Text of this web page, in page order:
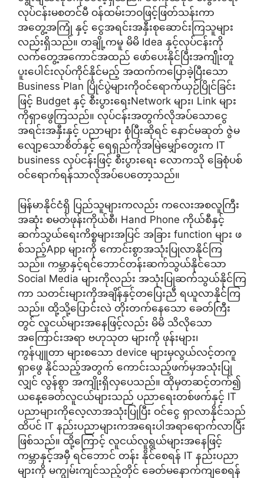
လုပ်ငန်းမစတင်မီ ဝန်ထမ်းဘဝဖြင့်ဖြတ်သန်းကာ
အတွေ့အကြုံ နှင့် ငွေအရင်းအနှီးစုဆောင်းကြသူများ
လည်းရှိသည်။ တချို့ကမူ မိမိ Idea နှင့်လုပ်ငန်းကို
လက်တွေ့အကောင်အထည် ဖော်ပေးနိုင်ပြီးအကျ်ိုးတူ
ပူးပေါင်းလုပ်ကိုင်နိုင်မည့် အထက်ကပြောခဲ့ပြီးသော
Business Plan ပြိုင်ပွဲများကိုဝင်ရောက်ယှဉ်ပြိုင်ခြင်း
ဖြင့် Budget နှင့် စီးပွားရေးNetwork များ၊ Link များ
ကိုရှာဖွေကြသည်။ လုပ်ငန်းအတွက်လိုအပ်သောငွေ
အရင်းအနှီးနှင့် ပညာများ စုံပြီးဆိုရင် နောင်မဆုတ် ဇွဲမ
လျော့သောစိတ်နှင့် ရေရှည်ကိုအမြဲမျှော်တွေးက IT
business လုပ်ငန်းဖြင့် စီးပွားရေး လောကသို ခြေစုံပစ်
ဝင်ရောက်ရန်သာလိုအပ်ပေတော့သည်။
မြန်မာနိုင်ငံရှိ ပြည်သူများကလည်း ကလေးအစလူကြီး
အဆုံး စမတ်ဖုန်းကိုယ်စီ၊ Hand Phone ကိုယ်စီနှင့်
ဆက်သွယ်ရေးကိစ္စများအပြင် အခြား function များ ဖ
စ်သည့်App များကို ကောင်းစွာအသုံးပြုလာနိုင်ကြ
သည်။ ကမ္ဘာနှင့်ရင်ဘောင်တန်းဆက်သွယ်နိုင်သော
Social Media များကိုလည်း အသုံးပြုဆက်သွယ်နိုင်ကြ
ကာ သတင်းများကိုအချိန်နှင့်တပြေးညီ ရယူလာနိုင်ကြ
သည်။ ထို့သို့ပြောင်းလဲ တိုးတက်နေသော ခေတ်ကြီး
တွင် လူငယ်များအနေဖြင့်လည်း မိမိ သိလိုသော
အကြောင်းအရာ ဗဟုသုတ များကို ဖုန်းများ၊
ကွန်ပျူတာ များစသော device များမှလွယ်လင့်တကူ
ရှာဖွေ နိုင်သည့်အတွက် ကောင်းသည့်ဖက်မှအသုံးပြု
လျှင် လွန်စွာ အကျိုးရှိလှပေသည်။ ထိုမှတဆင့်တက်၍
ယနေ့ခေတ်လူငယ်များသည် ပညာရေးတစ်ဖက်နှင့် IT
ပညာများကိုလေ့လာအသုံးပြုပြီး ဝင်ငွေ ရှာလာနိုင်သည်
ထိပင် IT နည်းပညာများကအရေးပါအရာရောက်လာပြီး
ဖြစ်သည်။ ထို့ကြောင့် လူငယ်လူရွယ်များအနေဖြင့်
ကမ္ဘာနှင့်အမှီ ရင်ဘောင် တန်း နိုင်စေရန် IT နည်းပညာ
များကို မကျွမ်းကျင်သည့်တိုင် ခေတ်မနောက်ကျစေရန်